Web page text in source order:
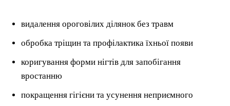
видалення ороговілих ділянок без травм
обробка тріщин та профілактика їхньої появи
коригування форми нігтів для запобігання
вростанню
покращення гігієни та усунення неприємного